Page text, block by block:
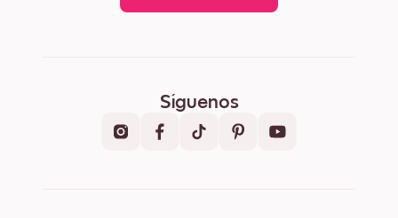
Síguenos